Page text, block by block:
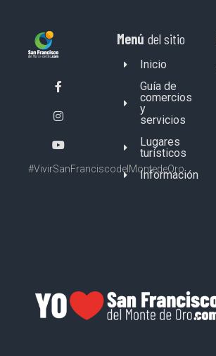
#VivirSanFranciscodelMontedeOro
Menú del sitio
Inicio
Guía de
comercios
y
servicios
Lugares
turísticos
Información